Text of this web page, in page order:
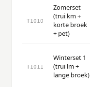
T1010
Zomerset
(trui km +
korte broek
+ pet)
T1011
Winterset 1
(trui lm +
lange broek)